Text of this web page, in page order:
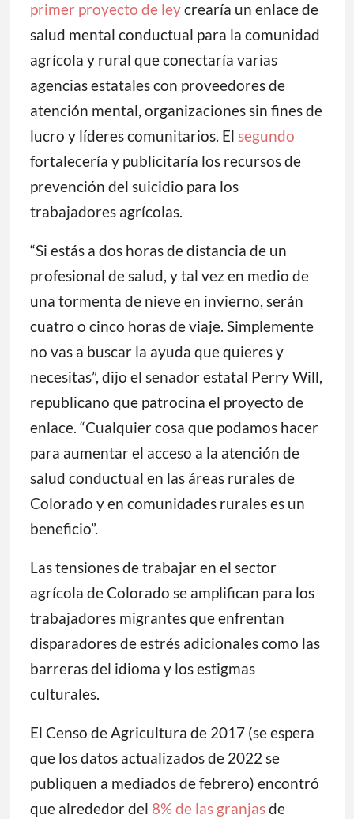
primer proyecto de leycrearía un enlace de
salud mental conductual para la comunidad
agrícola y rural que conectaría varias
agencias estatales con proveedores de
atención mental, organizaciones sin fines de
lucro y líderes comunitarios. El segundo
fortalecería y publicitaría los recursos de
prevención del suicidio para los
trabajadores agrícolas.
“Si estás a dos horas de distancia de un
profesional de salud, y tal vez en medio de
una tormenta de nieve en invierno, serán
cuatro o cinco horas de viaje. Simplemente
no vas a buscar la ayuda que quieres y
necesitas”, dijo el senador estatal Perry Will,
republicano que patrocina el proyecto de
enlace. “Cualquier cosa que podamos hacer
para aumentar el acceso a la atención de
salud conductual en las áreas rurales de
Colorado y en comunidades rurales es un
beneficio”.
Las tensiones de trabajar en el sector
agrícola de Colorado se amplifican para los
trabajadores migrantes que enfrentan
disparadores de estrés adicionales como las
barreras del idioma y los estigmas
culturales.
El Censo de Agricultura de 2017 (se espera
que los datos actualizados de 2022 se
publiquen a mediados de febrero) encontró
que alrededor del 8% de las granjasde